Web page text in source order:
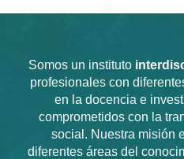
Somos un instituto
profesionales con
en la docencia e
comprometidos con la
social. Nuestra misión
diferentes áreas del